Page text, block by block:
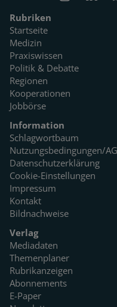
Rubriken
Startseite
Medizin
Praxiswissen
Politik & Debatte
Regionen
Kooperationen
Jobbörse
Information
Schlagwortbaum
Nutzungsbedingungen/
Datenschutzerklärung
Cookie-Einstellungen
Impressum
Kontakt
Bildnachweise
Verlag
Mediadaten
Themenplaner
Rubrikanzeigen
Abonnements
E-Paper